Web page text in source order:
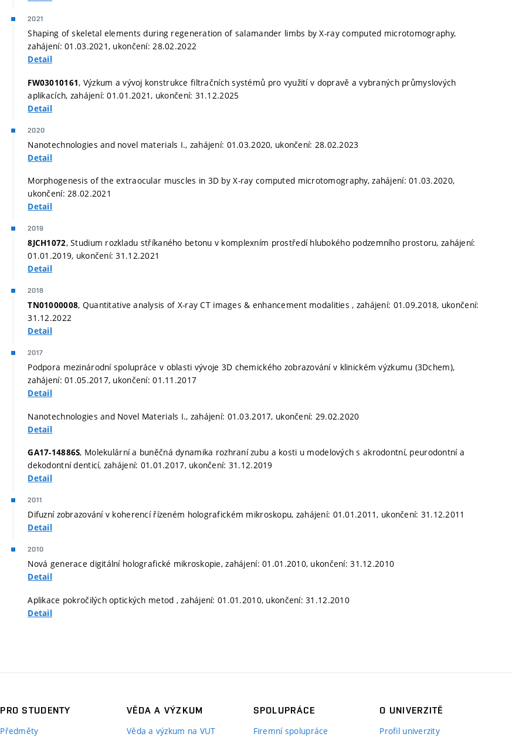
2021
Shaping of skeletal elements during regeneration of salamander limbs by X-ray computed microtomography,
zahájení: 01.03.2021, ukončení: 28.02.2022
Detail
FW03010161, Výzkum a vývoj konstrukce filtračních systémů pro využití v dopravě a vybraných průmyslových
aplikacích, zahájení: 01.01.2021, ukončení: 31.12.2025
Detail
2020
Nanotechnologies and novel materials I., zahájení: 01.03.2020, ukončení: 28.02.2023
Detail
Morphogenesis of the extraocular muscles in 3D by X-ray computed microtomography, zahájení: 01.03.2020,
ukončení: 28.02.2021
Detail
2019
8JCH1072, Studium rozkladu stříkaného betonu v komplexním prostředí hlubokého podzemního prostoru, zahájení:
01.01.2019, ukončení: 31.12.2021
Detail
2018
TN01000008, Quantitative analysis of X-ray CT images & enhancement modalities , zahájení: 01.09.2018, ukončení:
31.12.2022
Detail
2017
Podpora mezinárodní spolupráce v oblasti vývoje 3D chemického zobrazování v klinickém výzkumu (3Dchem),
zahájení: 01.05.2017, ukončení: 01.11.2017
Detail
Nanotechnologies and Novel Materials I., zahájení: 01.03.2017, ukončení: 29.02.2020
Detail
GA17-14886S, Molekulární a buněčná dynamika rozhraní zubu a kosti u modelových s akrodontní, peurodontní a
dekodontní denticí, zahájení: 01.01.2017, ukončení: 31.12.2019
Detail
2011
Difuzní zobrazování v koherencí řízeném holografickém mikroskopu, zahájení: 01.01.2011, ukončení: 31.12.2011
Detail
2010
Nová generace digitální holografické mikroskopie, zahájení: 01.01.2010, ukončení: 31.12.2010
Detail
Aplikace pokročilých optických metod , zahájení: 01.01.2010, ukončení: 31.12.2010
Detail
PRO STUDENTY
Předměty
VĚDA A VÝZKUM
Věda a výzkum na VUT
SPOLUPRÁCE
Firemní spolupráce
O UNIVERZITĚ
Profil univerzity